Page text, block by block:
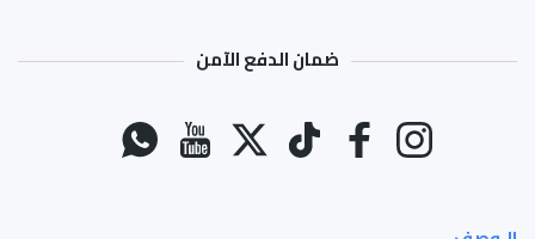
ضمان الدفع الآمن
انستغرام
فيسبوك تيك توكتويتر موقع يوتيوب
واتس اب